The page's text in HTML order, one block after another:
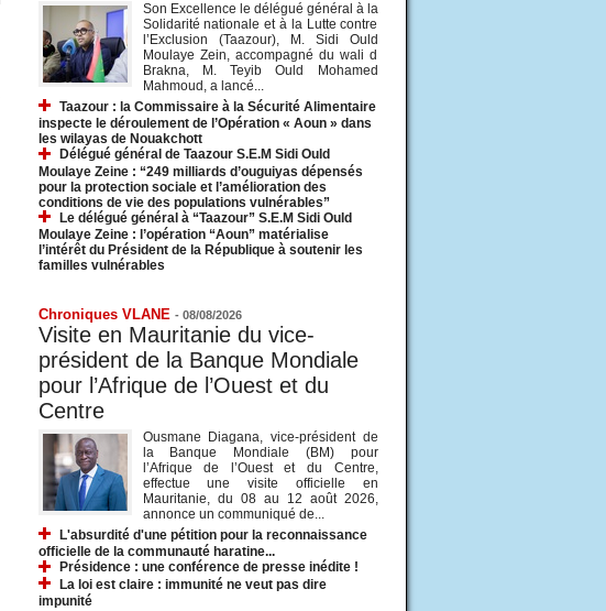
Son Excellence le délégué général à la
Solidarité nationale et à la Lutte contre
l’Exclusion (Taazour), M. Sidi Ould
Moulaye Zein, accompagné du wali d
Brakna, M. Teyib Ould Mohamed
Mahmoud, a lancé...
Taazour : la Commissaire à la Sécurité Alimentaire
inspecte le déroulement de l’Opération « Aoun » dans
les wilayas de Nouakchott
Délégué général de Taazour S.E.M Sidi Ould
Moulaye Zeine : “249 milliards d’ouguiyas dépensés
pour la protection sociale et l’amélioration des
conditions de vie des populations vulnérables”
Le délégué général à “Taazour” S.E.M Sidi Ould
Moulaye Zeine : l’opération “Aoun” matérialise
l’intérêt du Président de la République à soutenir les
familles vulnérables
Chroniques VLANE - 08/08/2026
Visite en Mauritanie du vice-
président de la Banque Mondiale
pour l’Afrique de l’Ouest et du
Centre
Ousmane Diagana, vice-président de
la Banque Mondiale (BM) pour
l’Afrique de l’Ouest et du Centre,
effectue une visite officielle en
Mauritanie, du 08 au 12 août 2026,
annonce un communiqué de...
L'absurdité d'une pétition pour la reconnaissance
officielle de la communauté haratine...
Présidence : une conférence de presse inédite !
La loi est claire : immunité ne veut pas dire
impunité